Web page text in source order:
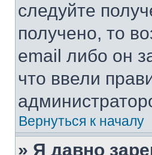
следуйте
получено, то
email либо он
что ввели
Вернуться к началу
» Я давно